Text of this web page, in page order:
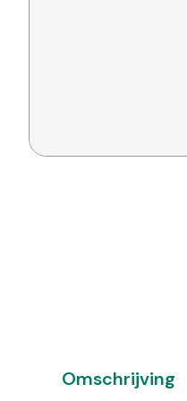
Omschrijving